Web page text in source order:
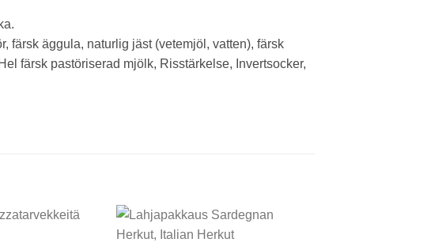
färsk äggula, naturlig jäst (vetemjöl, vatten), färsk
färsk pastöriserad mjölk, Risstärkelse, Invertsocker,